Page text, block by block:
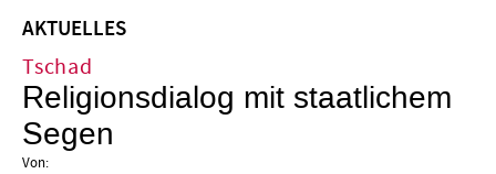
AKTUELLES
Tschad
Religionsdialog mit staatlichem
Segen
Von: